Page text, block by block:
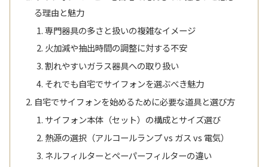
る理由と魅力
専門器具の多さと扱いの複雑なイメージ
火加減や抽出時間の調整に対する不安
割れやすいガラス器具への取り扱い
それでも自宅でサイフォンを選ぶべき魅力
自宅でサイフォンを始めるために必要な道具と選び方
サイフォン本体（セット）の構成とサイズ選び
熱源の選択（アルコールランプ vs ガス vs 電気）
ネルフィルターとペーパーフィルターの違い